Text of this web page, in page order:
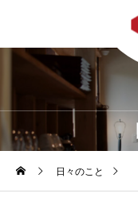
日々のこと